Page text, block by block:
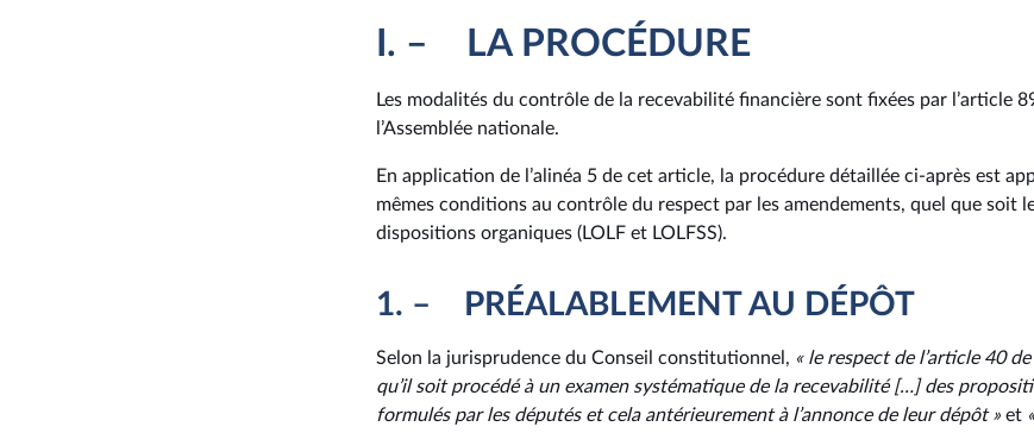
I. – LA PROCÉDURE
Les modalités du contrôle de la recevabilité financière sont fixées par l’article
l’Assemblée nationale.
En application de l’alinéa 5 de cet article, la procédure détaillée ci-après est
mêmes conditions au contrôle du respect par les amendements, quel que soit
dispositions organiques (LOLF et LOLFSS).
1. – PRÉALABLEMENT AU DÉPÔT
Selon la jurisprudence du Conseil constitutionnel, « le respect de l’article 40
qu’il soit procédé à un examen systématique de la recevabilité […] des
formulés par les députés et cela antérieurement à l’annonce de leur dépôt » et